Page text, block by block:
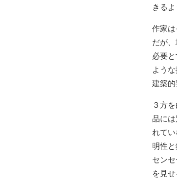
きる
作家
だが
必要
よう
建築的
３方
品に
れて
明性
セン
を見せ